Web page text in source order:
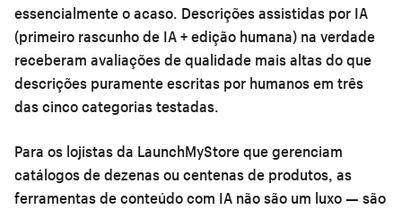
essencialmente o acaso. Descrições assistidas por IA
(primeiro rascunho de IA + edição humana) na verdade
receberam avaliações de qualidade mais altas do que
descrições puramente escritas por humanos em três
das cinco categorias testadas.
Para os lojistas da LaunchMyStore que gerenciam
catálogos de dezenas ou centenas de produtos, as
ferramentas de conteúdo com IA não são um luxo — são